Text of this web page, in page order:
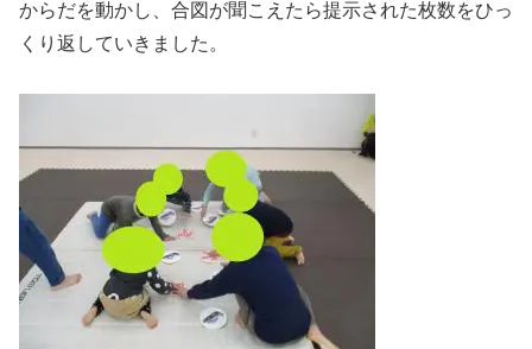
からだを動かし、合図が聞こえたら提示された枚数をひっ
くり返していきました。